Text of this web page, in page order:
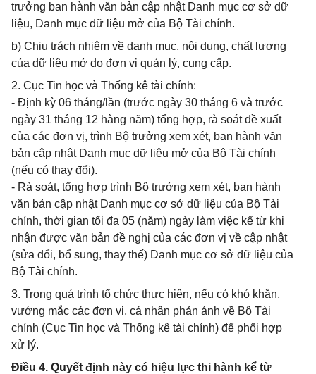
trưởng ban hành văn bản cập nhật Danh mục cơ sở dữ
liệu, Danh mục dữ liệu mở của Bộ Tài chính.
b) Chịu trách nhiệm về danh mục, nội dung, chất lượng
của dữ liệu mở do đơn vị quản lý, cung cấp.
2. Cục Tin học và Thống kê tài chính:
- Định kỳ 06 tháng/lần (trước ngày 30 tháng 6 và trước
ngày 31 tháng 12 hàng năm) tổng hợp, rà soát đề xuất
của các đơn vị, trình Bộ trưởng xem xét, ban hành văn
bản cập nhật Danh mục dữ liệu mở của Bộ Tài chính
(nếu có thay đổi).
- Rà soát, tổng hợp trình Bộ trưởng xem xét, ban hành
văn bản cập nhật Danh mục cơ sở dữ liệu của Bộ Tài
chính, thời gian tối đa 05 (năm) ngày làm việc kể từ khi
nhận được văn bản đề nghị của các đơn vị về cập nhật
(sửa đổi, bổ sung, thay thế) Danh mục cơ sở dữ liệu của
Bộ Tài chính.
3. Trong quá trình tổ chức thực hiện, nếu có khó khăn,
vướng mắc các đơn vị, cá nhân phản ánh về Bộ Tài
chính (Cục Tin học và Thống kê tài chính) để phối hợp
xử lý.
Điều 4. Quyết định này có hiệu lực thi hành kể từ